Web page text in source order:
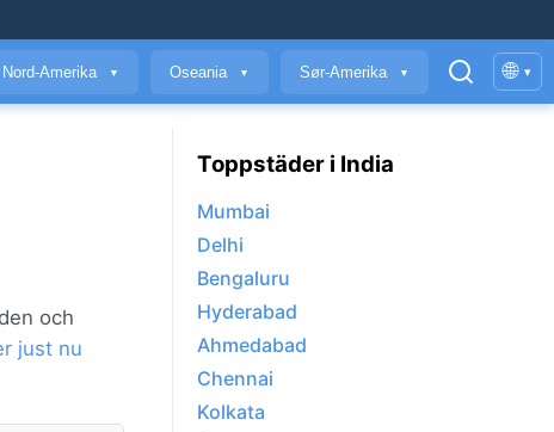
Nord-Amerika ▼ Oseania ▼ Sør-Amerika ▼ 🌐 ▾
och
just nu
Toppstäder i India
Mumbai
Delhi
Bengaluru
Hyderabad
Ahmedabad
Chennai
Kolkata